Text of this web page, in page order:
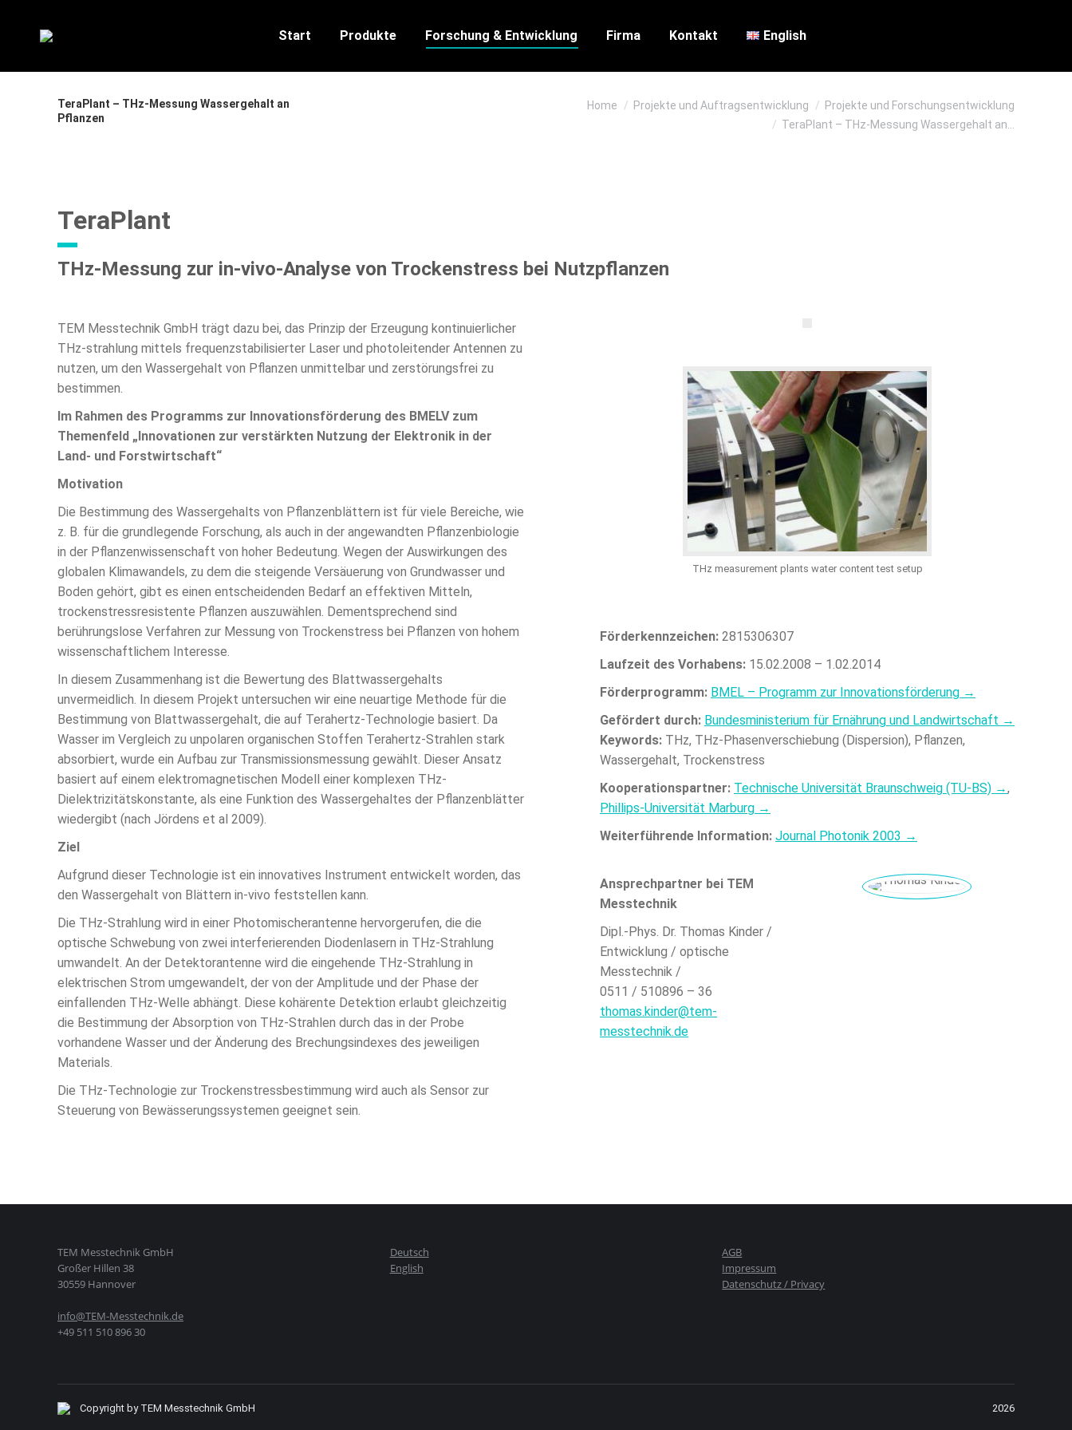
Start Produkte Forschung & Entwicklung Firma Kontakt English
TeraPlant – THz-Messung Wassergehalt an
Pflanzen
Home Projekte und Auftragsentwicklung
Projekte und Forschungsentwicklung
TeraPlant – THz-Messung Wassergehalt an…
TeraPlant
THz-Messung zur in-vivo-Analyse von Trockenstress bei Nutzpflanzen
TEM Messtechnik GmbH trägt dazu bei, das Prinzip der Erzeugung kontinuierlicher
THz-strahlung mittels frequenzstabilisierter Laser und photoleitender Antennen zu
nutzen, um den Wassergehalt von Pflanzen unmittelbar und zerstörungsfrei zu
bestimmen.
Im Rahmen des Programms zur Innovationsförderung des BMELV zum
Themenfeld „Innovationen zur verstärkten Nutzung der Elektronik in der
Land- und Forstwirtschaft“
Motivation
Die Bestimmung des Wassergehalts von Pflanzenblättern ist für viele Bereiche, wie
z. B. für die grundlegende Forschung, als auch in der angewandten Pflanzenbiologie
in der Pflanzenwissenschaft von hoher Bedeutung. Wegen der Auswirkungen des
globalen Klimawandels, zu dem die steigende Versäuerung von Grundwasser und
Boden gehört, gibt es einen entscheidenden Bedarf an effektiven Mitteln,
trockenstressresistente Pflanzen auszuwählen. Dementsprechend sind
berührungslose Verfahren zur Messung von Trockenstress bei Pflanzen von hohem
wissenschaftlichem Interesse.
In diesem Zusammenhang ist die Bewertung des Blattwassergehalts
unvermeidlich. In diesem Projekt untersuchen wir eine neuartige Methode für die
Bestimmung von Blattwassergehalt, die auf Terahertz-Technologie basiert. Da
Wasser im Vergleich zu unpolaren organischen Stoffen Terahertz-Strahlen stark
absorbiert, wurde ein Aufbau zur Transmissionsmessung gewählt. Dieser Ansatz
basiert auf einem elektromagnetischen Modell einer komplexen THz-
Dielektrizitätskonstante, als eine Funktion des Wassergehaltes der Pflanzenblätter
wiedergibt (nach Jördens et al 2009).
Ziel
Aufgrund dieser Technologie ist ein innovatives Instrument entwickelt worden, das
den Wassergehalt von Blättern in-vivo feststellen kann.
Die THz-Strahlung wird in einer Photomischerantenne hervorgerufen, die die
optische Schwebung von zwei interferierenden Diodenlasern in THz-Strahlung
umwandelt. An der Detektorantenne wird die eingehende THz-Strahlung in
elektrischen Strom umgewandelt, der von der Amplitude und der Phase der
einfallenden THz-Welle abhängt. Diese kohärente Detektion erlaubt gleichzeitig
die Bestimmung der Absorption von THz-Strahlen durch das in der Probe
vorhandene Wasser und der Änderung des Brechungsindexes des jeweiligen
Materials.
Die THz-Technologie zur Trockenstressbestimmung wird auch als Sensor zur
Steuerung von Bewässerungssystemen geeignet sein.
THz measurement plants water content test setup
Förderkennzeichen: 2815306307
Laufzeit des Vorhabens: 15.02.2008 – 1.02.2014
Förderprogramm: BMEL – Programm zur Innovationsförderung →
Gefördert durch: Bundesministerium für Ernährung und Landwirtschaft →
Keywords: THz, THz-Phasenverschiebung (Dispersion), Pflanzen,
Wassergehalt, Trockenstress
Kooperationspartner: Technische Universität Braunschweig (TU-BS) →,
Phillips-Universität Marburg →
Weiterführende Information: Journal Photonik 2003 →
Ansprechpartner bei TEM
Messtechnik
Dipl.-Phys. Dr. Thomas Kinder /
Entwicklung / optische
Messtechnik /
0511 / 510896 – 36
thomas.kinder@tem-
messtechnik.de
TEM Messtechnik GmbH
Großer Hillen 38
30559 Hannover
info@TEM-Messtechnik.de
+49 511 510 896 30
Deutsch
English
AGB
Impressum
Datenschutz / Privacy
Copyright by TEM Messtechnik GmbH 2026